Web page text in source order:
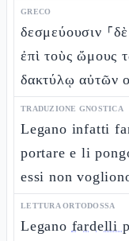
GRECO
δεσμεύουσιν
ἐπὶ τοὺς ὤμους
δακτύλῳ αὐτῶν
TRADUZIONE GNOSTICA
Legano infatti
portare e li
essi non
LETTURA ORTODOSSA
Legano fardelli